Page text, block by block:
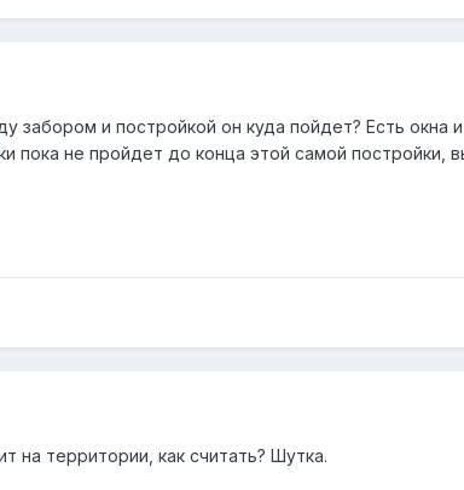
забором и постройкой он куда пойдет? Есть окна
пока не пройдет до конца этой самой постройки,
на территории, как считать? Шутка.